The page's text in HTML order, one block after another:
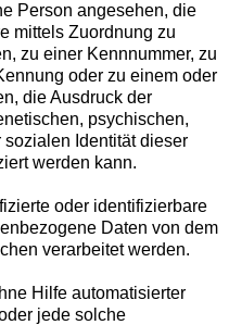
Person angesehen, die
mittels Zuordnung zu
zu einer Kennnummer, zu
oder zu einem oder
die Ausdruck der
psychischen,
Identität dieser
werden kann.
oder identifizierbare
Daten von dem
verarbeitet werden.
Hilfe automatisierter
jede solche